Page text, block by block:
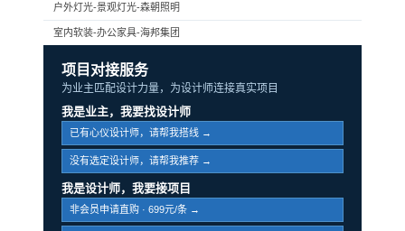
户外灯光-景观灯光-森朝照明
室内软装-办公家具-海邦集团
项目对接服务
为业主匹配设计力量，为设计师连接真实项目
我是业主，我要找设计师
已有心仪设计师，请帮我搭线 →
没有选定设计师，请帮我推荐 →
我是设计师，我要接项目
非会员申请直购 · 699元/条 →